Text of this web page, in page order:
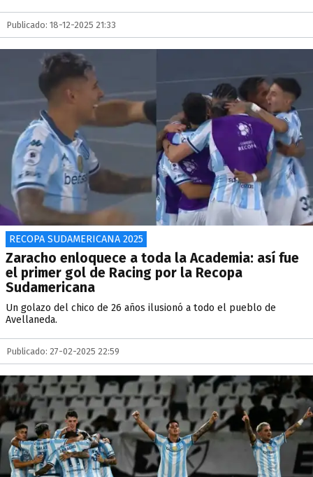
Publicado: 18-12-2025 21:33
RECOPA SUDAMERICANA 2025
Zaracho enloquece a toda la Academia: así fue
el primer gol de Racing por la Recopa
Sudamericana
Un golazo del chico de 26 años ilusionó a todo el pueblo de
Avellaneda.
Publicado: 27-02-2025 22:59